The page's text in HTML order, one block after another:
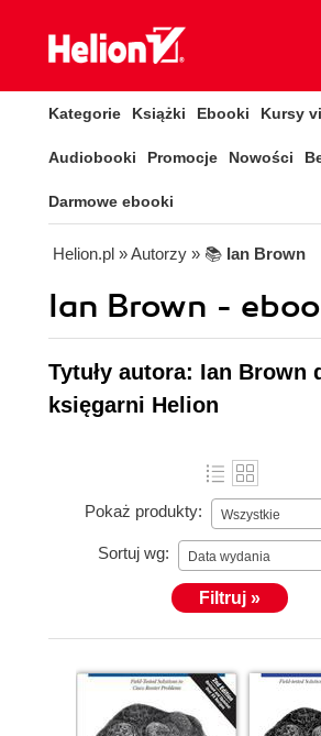
Kategorie Książki Ebooki Kursy
Audiobooki Promocje Nowości
Darmowe ebooki
Helion.pl » Autorzy » 📚 Ian Brown
Ian Brown -
Tytuły autora: Ian Brown
księgarni Helion
Pokaż produkty: Wszystkie
Sortuj wg: Data wydania
Filtruj »